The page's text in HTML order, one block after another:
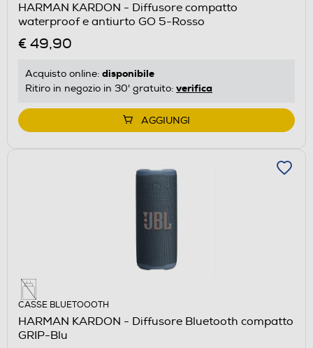
HARMAN KARDON - Diffusore compatto
waterproof e antiurto GO 5-Rosso
€ 49,90
Acquisto online: disponibile
Ritiro in negozio in 30' gratuito: verifica
AGGIUNGI
CASSE BLUETOOOTH
HARMAN KARDON - Diffusore Bluetooth compatto
GRIP-Blu